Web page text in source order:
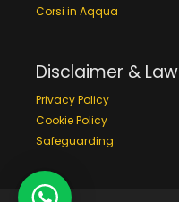
Corsi in Aqqua
Disclaimer & Law
Privacy Policy
Cookie Policy
Safeguarding